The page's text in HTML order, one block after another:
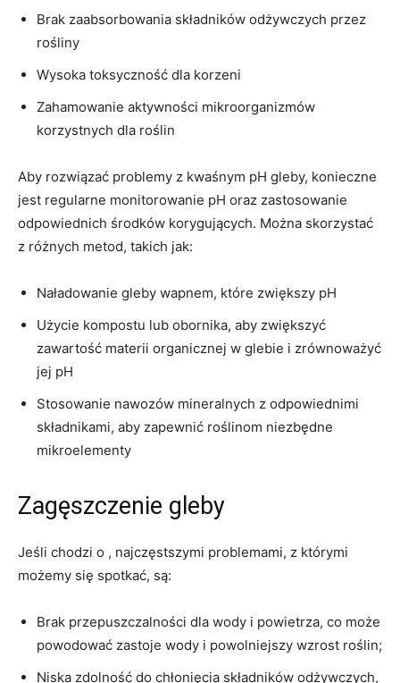
Brak zaabsorbowania⁣ składników ​odżywczych⁤ przez
rośliny
Wysoka ‍toksyczność dla ​korzeni
Zahamowanie ⁣aktywności ‍mikroorganizmów
korzystnych dla roślin
Aby rozwiązać problemy⁤ z kwaśnym pH gleby, ‌konieczne
‍jest ​regularne⁤ monitorowanie pH⁣ oraz ⁣zastosowanie
odpowiednich środków korygujących. Można‌ skorzystać
z różnych metod, takich jak:
Naładowanie gleby​ wapnem, które zwiększy pH
Użycie kompostu lub obornika, aby zwiększyć
zawartość materii organicznej‍ w glebie i ​zrównoważyć
jej pH
Stosowanie nawozów mineralnych z odpowiednimi
składnikami, aby ⁣zapewnić roślinom niezbędne
mikroelementy
Zagęszczenie gleby
Jeśli chodzi‌ o , najczęstszymi problemami, ⁢z‌ którymi
możemy⁣ się ​spotkać, są:
Brak ⁢przepuszczalności‌ dla⁣ wody i powietrza, co może
powodować zastoje‍ wody ⁣i ⁤powolniejszy wzrost roślin;
Niska zdolność do chłonięcia składników ⁢odżywczych,